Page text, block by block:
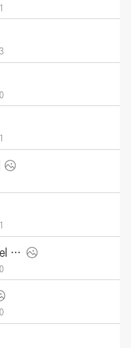
1
3
0
1
1
람보르기니 Urus SE Miami Art Basel (2024)
0
0